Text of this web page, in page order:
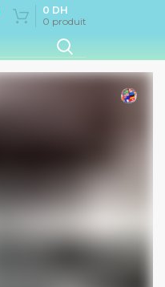
0 produit
0 DH